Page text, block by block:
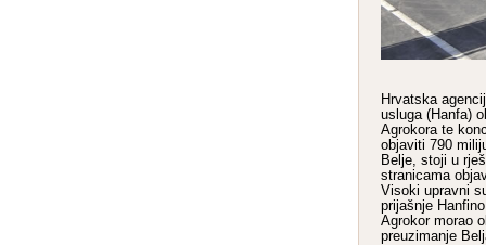
Hrvatska
usluga (Hanfa)
Agrokora te
objaviti 790
Belje, stoji u
stranicama
Visoki upravni
prijašnje
Agrokor morao
preuzimanje